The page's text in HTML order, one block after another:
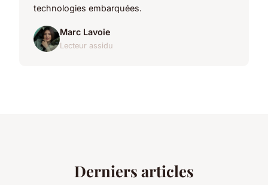
technologies embarquées.
Marc Lavoie
Lecteur assidu
Derniers articles